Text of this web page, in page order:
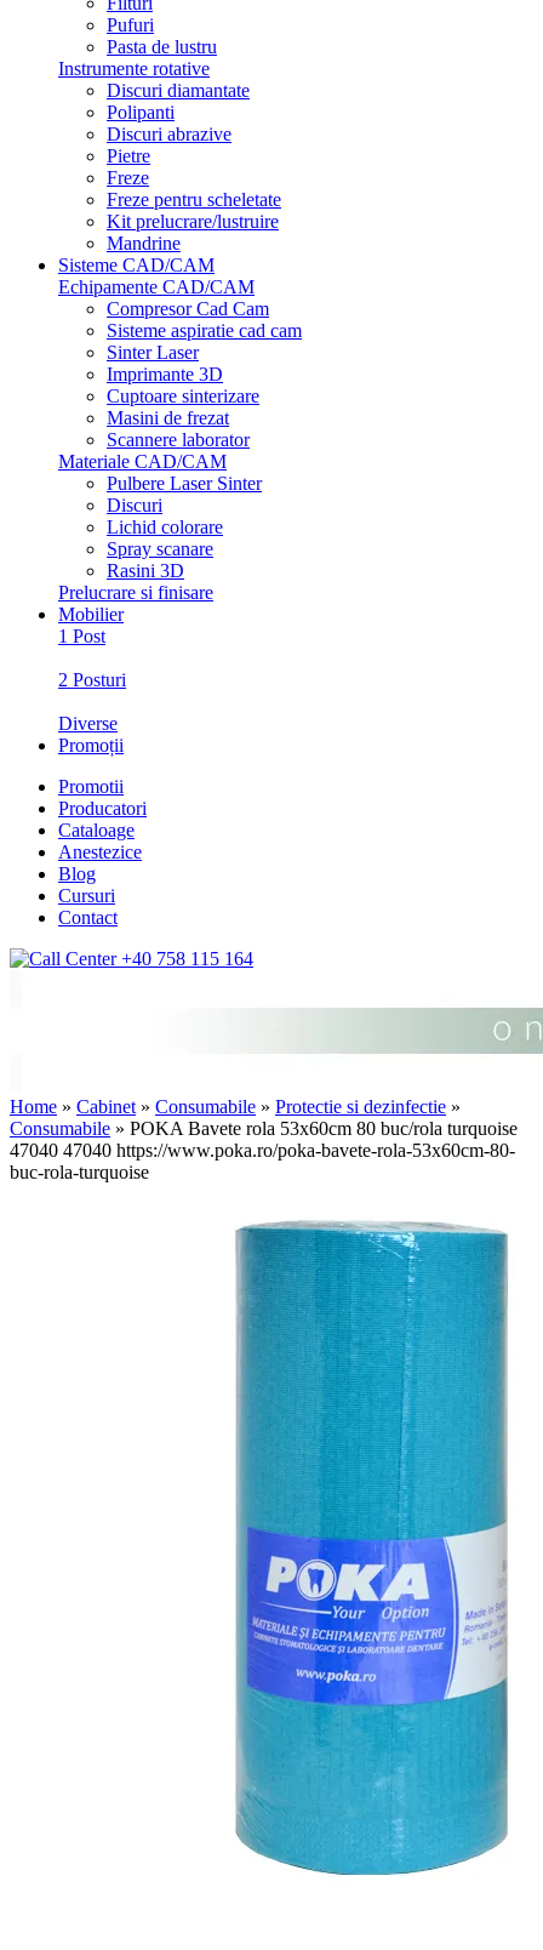
Pufuri
Pasta de lustru
Instrumente rotative
Discuri diamantate
Polipanti
Discuri abrazive
Pietre
Freze
Freze pentru scheletate
Kit prelucrare/lustruire
Mandrine
Sisteme CAD/CAM
Echipamente CAD/CAM
Compresor Cad Cam
Sisteme aspiratie cad cam
Sinter Laser
Imprimante 3D
Cuptoare sinterizare
Masini de frezat
Scannere laborator
Materiale CAD/CAM
Pulbere Laser Sinter
Discuri
Lichid colorare
Spray scanare
Rasini 3D
Prelucrare si finisare
Mobilier
1 Post
2 Posturi
Diverse
Promoții
Promotii
Producatori
Cataloage
Anestezice
Blog
Cursuri
Contact
+40 758 115 164
Home » Cabinet » Consumabile » Protectie si dezinfectie »
Consumabile » POKA Bavete rola 53x60cm 80 buc/rola turquoise
47040 47040 https://www.poka.ro/poka-bavete-rola-53x60cm-80-
buc-rola-turquoise